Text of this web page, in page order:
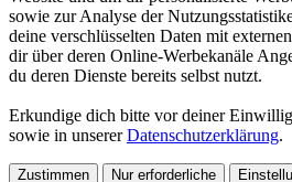
sowie zur Analyse der
deine verschlüsselten Daten mit
dir über deren Online-Werbekanäle
du deren Dienste bereits selbst nutzt.
Erkundige dich bitte vor deiner
sowie in unsererDatenschutzerklärung.
Zustimmen Nur erforderliche